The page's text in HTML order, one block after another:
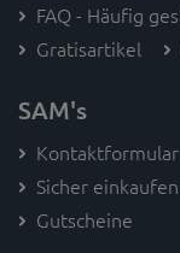
FAQ - Häufig
Gratisartikel
SAM's
Kontaktformular
Sicher einkaufen
Gutscheine